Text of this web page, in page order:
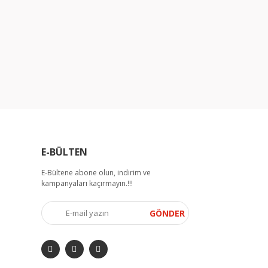
E-BÜLTEN
E-Bültene abone olun, indirim ve
kampanyaları kaçırmayın.!!!
GÖNDER